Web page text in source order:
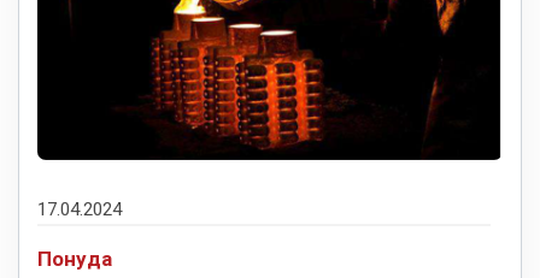
17.04.2024
Понуда